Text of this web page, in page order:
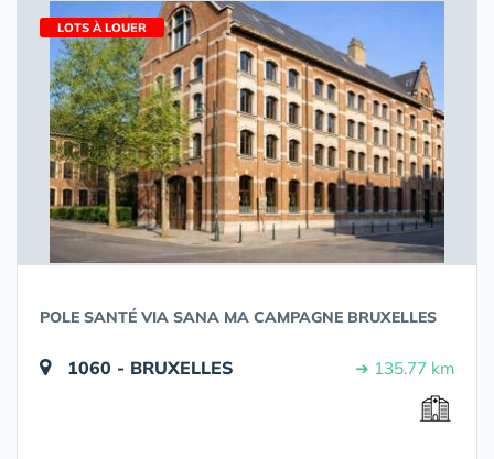
LOTS À LOUER
POLE SANTÉ VIA SANA MA CAMPAGNE BRUXELLES
1060 - BRUXELLES ➔ 135.77 km